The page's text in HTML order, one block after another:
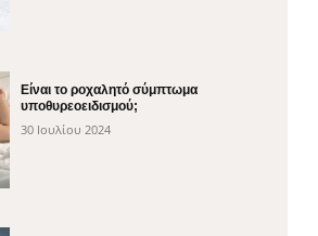
Είναι το ροχαλητό σύμπτωμα
υποθυρεοειδισμού;
30 Ιουλίου 2024